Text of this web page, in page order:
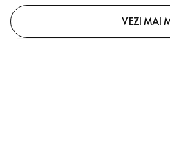
VEZI MAI